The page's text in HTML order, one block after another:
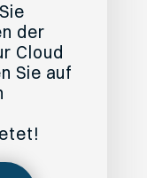
der
Cloud
Sie auf